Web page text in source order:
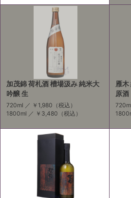
加茂錦 荷札酒 槽場汲み 純米大
吟醸 生
720ml ／ ￥1,980 （税込）
1800ml ／ ￥3,480 （税込）
雁
原酒